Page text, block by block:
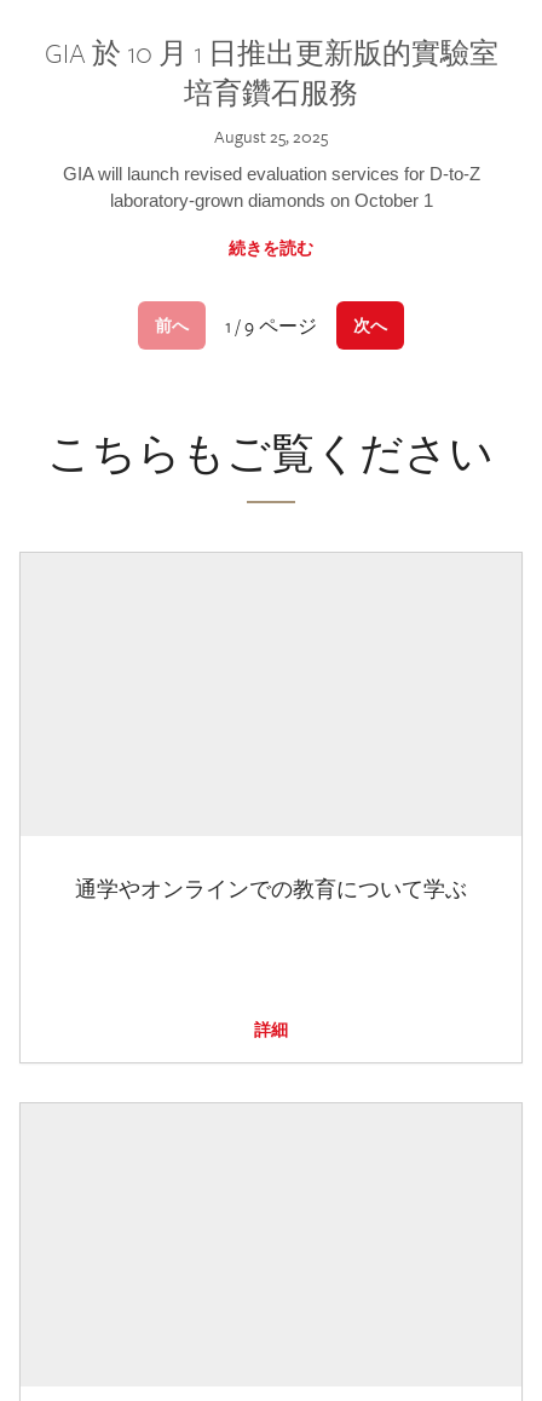
GIA 於 10 月 1 日推出更新版的實驗室
培育鑽石服務
August 25, 2025
GIA will launch revised evaluation services for D-to-Z
laboratory-grown diamonds on October 1
続きを読む
前へ 1 / 9 ページ 次へ
こちらもご覧ください
通学やオンラインでの教育について学ぶ
詳細